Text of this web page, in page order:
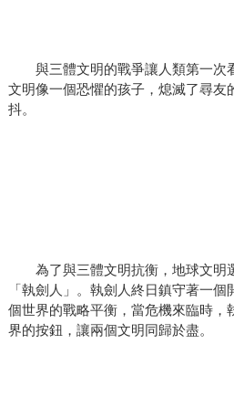
與三體文明的戰爭讓人類第一次
文明像一個恐懼的孩子，熄滅了尋友
抖。
為了與三體文明抗衡，地球文明
「執劍人」。執劍人終日鎮守著一
個世界的戰略平衡，當危機來臨時，
界的按鈕，讓兩個文明同歸於盡。